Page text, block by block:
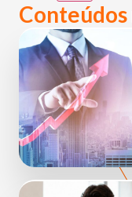
Conteúdos